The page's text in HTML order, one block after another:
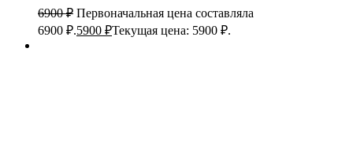
6900₽ Первоначальная цена составляла
6900 ₽.5900 ₽Текущая цена: 5900 ₽.